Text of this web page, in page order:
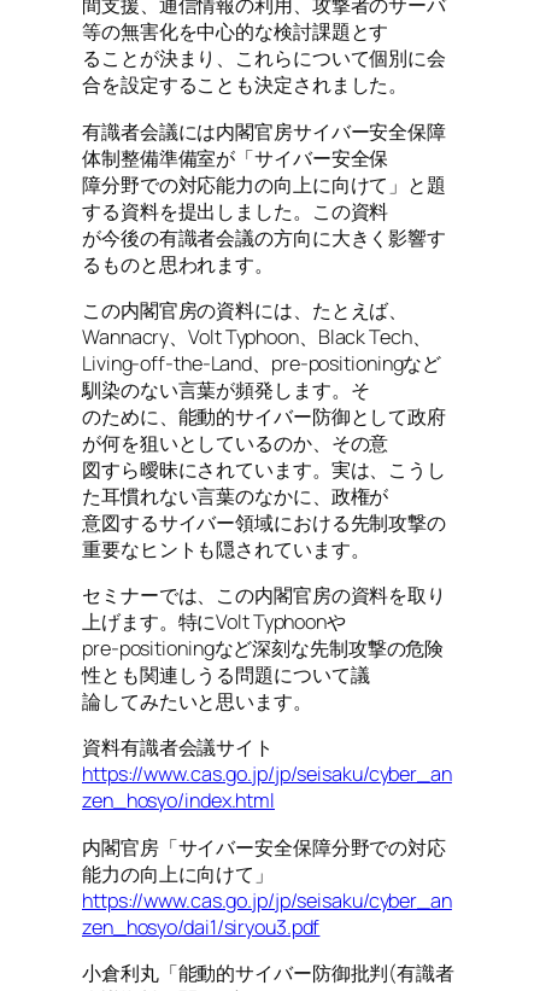
等の無害化を中心的な検討課題とす
ることが決まり、これらについて個別に会
合を設定することも決定されました。
有識者会議には内閣官房サイバー安全保障
体制整備準備室が「サイバー安全保
障分野での対応能力の向上に向けて」と題
する資料を提出しました。この資料
が今後の有識者会議の方向に大きく影響す
るものと思われます。
この内閣官房の資料には、たとえば、
Wannacry、Volt Typhoon、Black Tech、
Living-off-the-Land、pre-positioningなど
馴染のない言葉が頻発します。そ
のために、能動的サイバー防御として政府
が何を狙いとしているのか、その意
図すら曖昧にされています。実は、こうし
た耳慣れない言葉のなかに、政権が
意図するサイバー領域における先制攻撃の
重要なヒントも隠されています。
セミナーでは、この内閣官房の資料を取り
上げます。特にVolt Typhoonや
pre-positioningなど深刻な先制攻撃の危険
性とも関連しうる問題について議
論してみたいと思います。
資料有識者会議サイト
https://www.cas.go.jp/jp/seisaku/cyber_an
zen_hosyo/index.html
内閣官房「サイバー安全保障分野での対応
能力の向上に向けて」
https://www.cas.go.jp/jp/seisaku/cyber_an
zen_hosyo/dai1/siryou3.pdf
小倉利丸「能動的サイバー防御批判(有識者